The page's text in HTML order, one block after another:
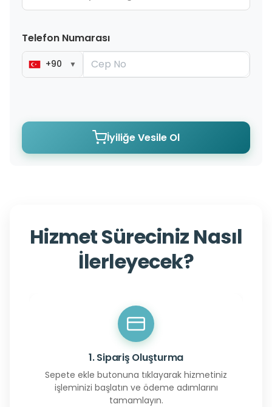
Telefon Numarası
+90 ▼
İyiliğe Vesile Ol
Hizmet Süreciniz Nasıl
İlerleyecek?
1. Sipariş Oluşturma
Sepete ekle butonuna tıklayarak hizmetiniz
işleminizi başlatın ve ödeme adımlarını
tamamlayın.